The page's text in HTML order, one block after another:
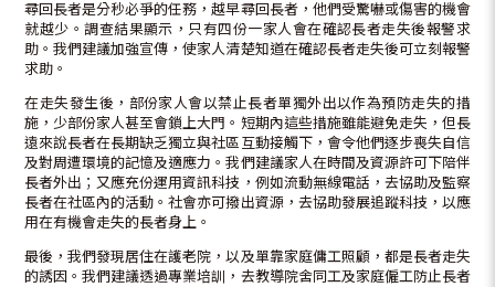
尋回長者是分秒必爭的任務，越早尋回長者，他們受驚嚇或傷害的機會
就越少。調查結果顯示，只有四份一家人會在確認長者走失後報警求
助。我們建議加強宣傳，使家人清楚知道在確認長者走失後可立刻報警
求助。
在走失發生後，部份家人會以禁止長者單獨外出以作為預防走失的措
施，少部份家人甚至會鎖上大門。短期內這些措施雖能避免走失，但長
遠來說長者在長期缺乏獨立與社區互動接觸下，會令他們逐步喪失自信
及對周遭環境的記憶及適應力。我們建議家人在時間及資源許可下陪伴
長者外出；又應充份運用資訊科技，例如流動無線電話，去協助及監察
長者在社區內的活動。社會亦可撥出資源，去協助發展追蹤科技，以應
用在有機會走失的長者身上。
最後，我們發現居住在護老院，以及單靠家庭傭工照顧，都是長者走失
的誘因。我們建議透過專業培訓，去教導院舍同工及家庭僱工防止長者